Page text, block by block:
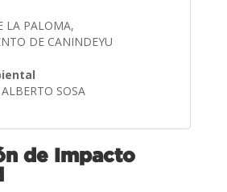
LA PALOMA,
DE CANINDEYU
SOSA
de Impacto